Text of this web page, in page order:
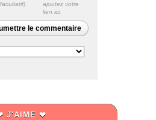
ajoutez votre
lien ici.
le commentaire
J'AIME ❤